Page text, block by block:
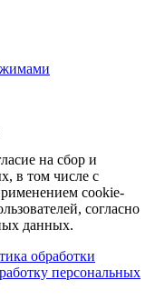
на сбор и
в том числе с
cookie-
согласно
данных.
обработки
персональных